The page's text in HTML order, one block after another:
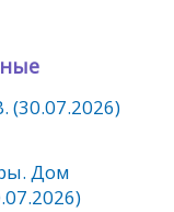
(30.07.2026)
Дом